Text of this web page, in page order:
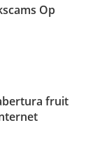
Op
fruit